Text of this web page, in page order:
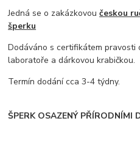
Jedná se o zakázkovoučeskou
šperku
Dodáváno s certifikátem pravosti
laboratoře a dárkovou krabičkou.
Termín dodání cca 3-4 týdny.
ŠPERK OSAZENÝ PŘÍRODNÍMI